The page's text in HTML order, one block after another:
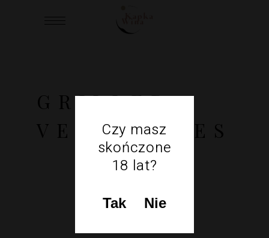
Czy masz
skończone
18 lat?
Tak Nie
GRILLED
VEGETABLES